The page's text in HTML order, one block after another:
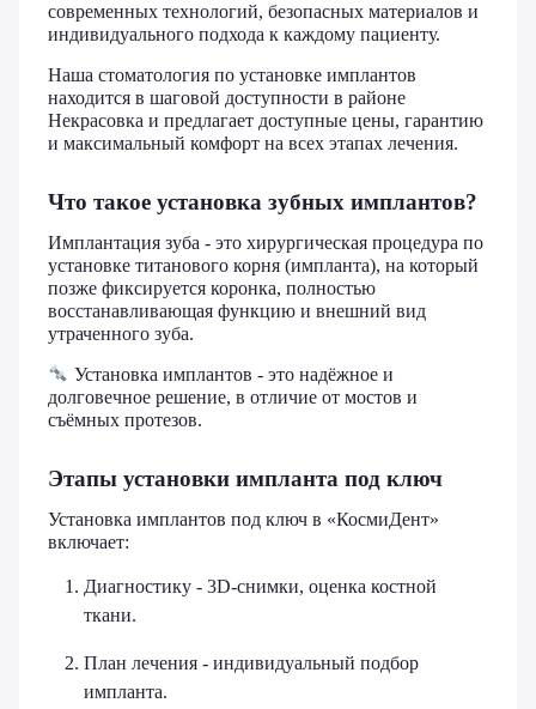
современных технологий, безопасных материалов и
индивидуального подхода к каждому пациенту.
Наша стоматология по установке имплантов
находится в шаговой доступности в районе
Некрасовка и предлагает доступные цены, гарантию
и максимальный комфорт на всех этапах лечения.
Что такое установка зубных имплантов?
Имплантация зуба - это хирургическая процедура по
установке титанового корня (импланта), на который
позже фиксируется коронка, полностью
восстанавливающая функцию и внешний вид
утраченного зуба.
Установка имплантов - это надёжное и
долговечное решение, в отличие от мостов и
съёмных протезов.
Этапы установки импланта под ключ
Установка имплантов под ключ в «КосмиДент»
включает:
Диагностику - 3D-снимки, оценка костной
ткани.
План лечения - индивидуальный подбор
импланта.